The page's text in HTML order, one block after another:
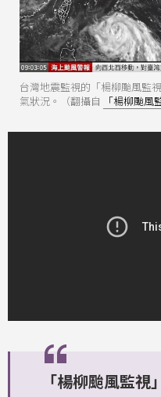
台灣地震監視的「楊柳颱風監
氣狀況。（翻攝自
「楊柳颱風
「楊柳颱風監視